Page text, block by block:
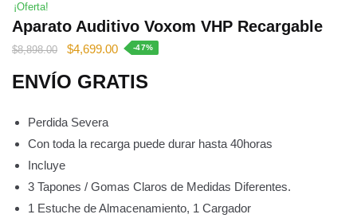
¡Oferta!
Aparato Auditivo Voxom VHP Recargable
$8,898.00
El
original
$8,898.00.
$4,699.00El
actual
-47%
ENVÍO GRATIS
Perdida Severa
Con toda la recarga puede durar hasta 40horas
Incluye
3 Tapones / Gomas Claros de Medidas Diferentes.
1 Estuche de Almacenamiento, 1 Cargador